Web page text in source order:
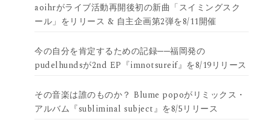
aoihrがライブ活動再開後初の新曲「スイミングスク
ール」をリリース & 自主企画第2弾を8/11開催
今の自分を肯定するための記録──福岡発の
pudelhundsが2nd EP『imnotsureif』を8/19リリース
その音楽は誰のものか？ Blume popoがリミックス・
アルバム『subliminal subject』を8/5リリース